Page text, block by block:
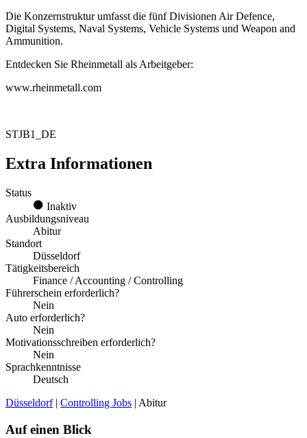
Die Konzernstruktur umfasst die fünf Divisionen Air Defence,
Digital Systems, Naval Systems, Vehicle Systems und Weapon and
Ammunition.
Entdecken Sie Rheinmetall als Arbeitgeber:
www.rheinmetall.com
STJB1_DE
Extra Informationen
Status
Inaktiv
Ausbildungsniveau
Abitur
Standort
Düsseldorf
Tätigkeitsbereich
Finance / Accounting / Controlling
Führerschein erforderlich?
Nein
Auto erforderlich?
Nein
Motivationsschreiben erforderlich?
Nein
Sprachkenntnisse
Deutsch
Düsseldorf| Controlling Jobs | Abitur
Auf einen Blick